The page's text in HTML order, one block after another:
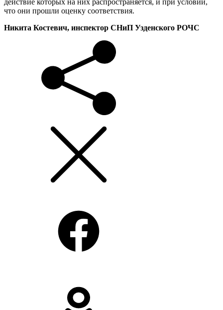
что они прошли оценку соответствия.
Никита Костевич, инспектор СНиП Узденского РОЧС